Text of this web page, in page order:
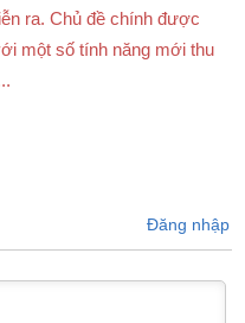
ra. Chủ đề chính được
một số tính năng mới thu
Đăng nhập